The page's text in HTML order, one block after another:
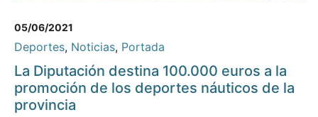
05/06/2021
Deportes, Noticias, Portada
La Diputación destina 100.000 euros a la
promoción de los deportes náuticos de la
provincia